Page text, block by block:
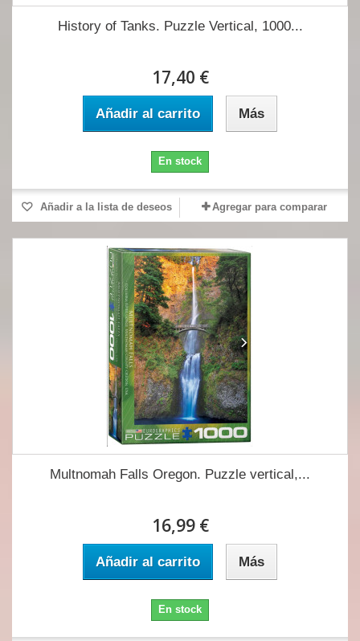
History of Tanks. Puzzle Vertical, 1000...
17,40 €
Añadir al carrito Más
En stock
Añadir a la lista de deseos Agregar para comparar
Multnomah Falls Oregon. Puzzle vertical,...
16,99 €
Añadir al carrito Más
En stock